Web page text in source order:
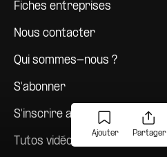
Ajouter Partager
Fiches entreprises
Nous contacter
Qui sommes-nous ?
S'abonner
S'inscrire aux newsletters
Tutos vidéos